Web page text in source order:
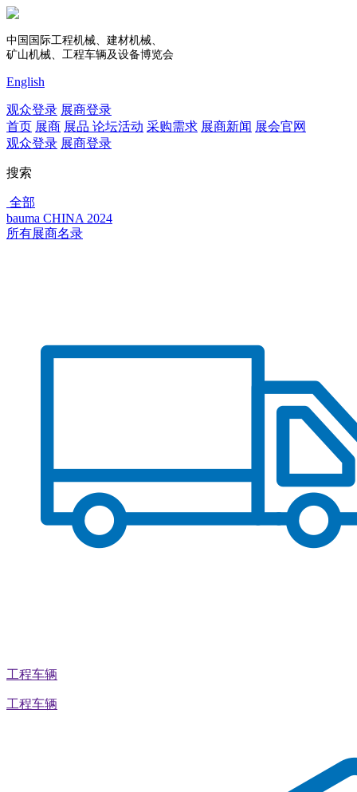
中国国际工程机械、建材机械、
矿山机械、工程车辆及设备博览会
English
观众登录 展商登录
首页 展商 展品 论坛活动 采购需求 展商新闻 展会官网
观众登录 展商登录
搜索
全部
bauma CHINA 2024
所有展商名录
工程车辆
工程车辆